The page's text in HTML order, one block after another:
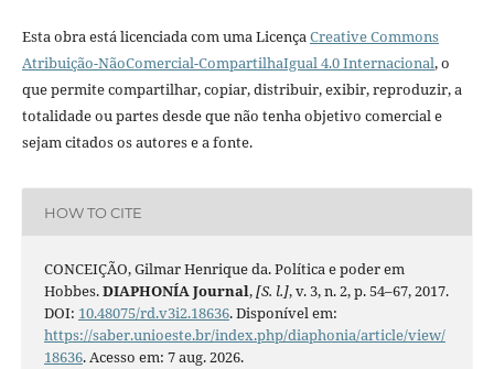
Esta obra está licenciada com uma LicençaCreative Commons
Atribuição-NãoComercial-CompartilhaIgual 4.0 Internacional, o
que permite compartilhar, copiar, distribuir, exibir, reproduzir, a
totalidade ou partes desde que não tenha objetivo comercial e
sejam citados os autores e a fonte.
HOW TO CITE
CONCEIÇÃO, Gilmar Henrique da. Política e poder em
Hobbes.DIAPHONÍA Journal,[S. l.], v. 3, n. 2, p. 54–67, 2017.
DOI: 10.48075/rd.v3i2.18636. Disponível em:
https://saber.unioeste.br/index.php/diaphonia/article/view/
18636. Acesso em: 7 aug. 2026.